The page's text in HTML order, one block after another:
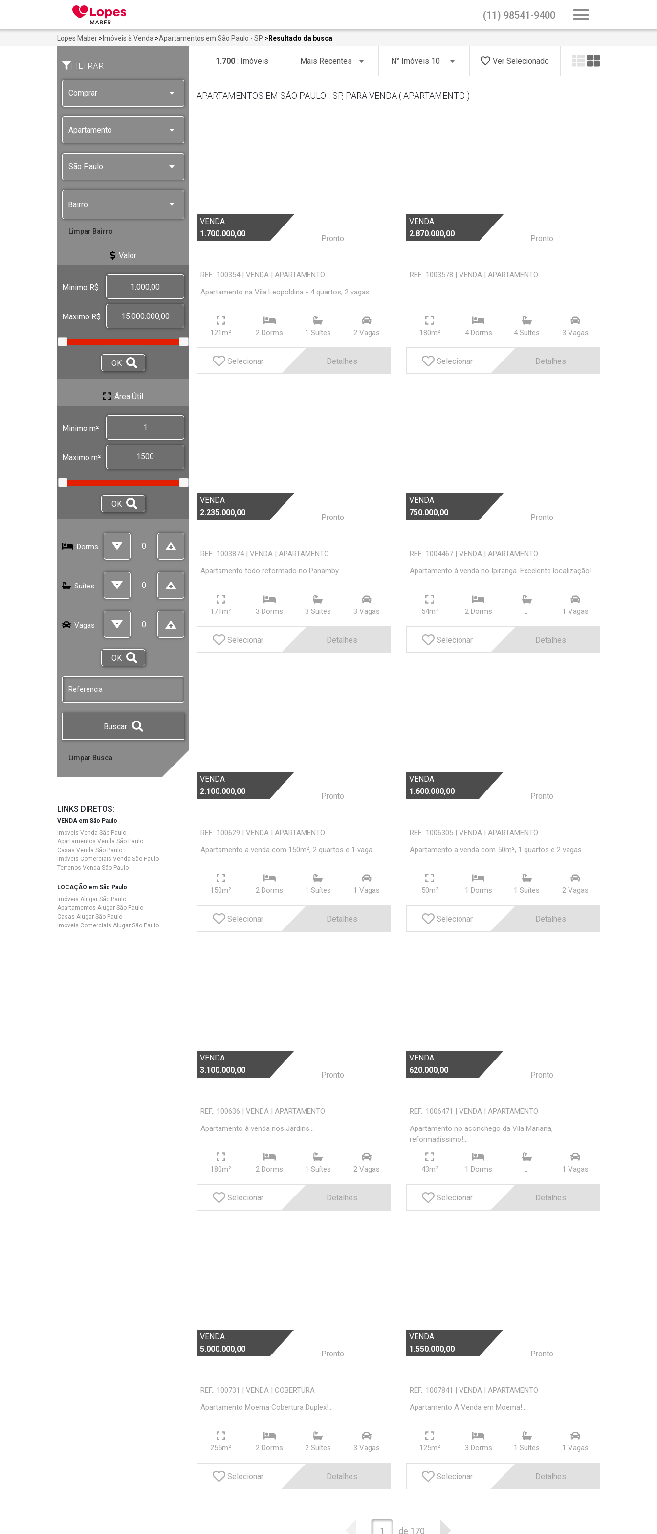
(11) 98541-9400 Home
Lopes Maber > Imóveis à Venda >Apartamentos em São Paulo - SP > Resultado da busca
FILTRAR
Bairro
OK
Valor
Minimo R$
Maximo R$
OK
Área Útil
Minimo m²
Maximo m²
OK
Dorms
Suítes
Vagas
OK
Buscar
LINKS DIRETOS:
VENDA em São Paulo
Imóveis Venda São Paulo
Apartamentos Venda São Paulo
Casas Venda São Paulo
Imóveis Comerciais Venda São Paulo
Terrenos Venda São Paulo
LOCAÇÃO em São Paulo
Imóveis Alugar São Paulo
Apartamentos Alugar São Paulo
Casas Alugar São Paulo
Imóveis Comerciais Alugar São Paulo
1.700: Imóveis Ver Selecionado
APARTAMENTOS EM SÃO PAULO - SP, PARA VENDA ( APARTAMENTO )
VENDA
1.700.000,00
Pronto
REF.: 100354 | VENDA | APARTAMENTO
Apartamento na Vila Leopoldina - 4 quartos, 2 vagas...
121m² 2 Dorms 1 Suí­tes 2 Vagas
Selecionar Detalhes
VENDA
2.870.000,00
Pronto
REF.: 1003578 | VENDA | APARTAMENTO
...
180m² 4 Dorms 4 Suí­tes 3 Vagas
Selecionar Detalhes
VENDA
2.235.000,00
Pronto
REF.: 1003874 | VENDA | APARTAMENTO
Apartamento todo reformado no Panamby...
171m² 3 Dorms 3 Suí­tes 3 Vagas
Selecionar Detalhes
VENDA
750.000,00
Pronto
REF.: 1004467 | VENDA | APARTAMENTO
Apartamento à venda no Ipiranga. Excelente localização!...
54m² 2 Dorms ... 1 Vagas
Selecionar Detalhes
VENDA
2.100.000,00
Pronto
REF.: 100629 | VENDA | APARTAMENTO
Apartamento a venda com 150m², 2 quartos e 1 vaga...
150m² 2 Dorms 1 Suí­tes 1 Vagas
Selecionar Detalhes
VENDA
1.600.000,00
Pronto
REF.: 1006305 | VENDA | APARTAMENTO
Apartamento a venda com 50m², 1 quartos e 2 vagas ...
50m² 1 Dorms 1 Suí­tes 2 Vagas
Selecionar Detalhes
VENDA
3.100.000,00
Pronto
REF.: 100636 | VENDA | APARTAMENTO
Apartamento à venda nos Jardins...
180m² 2 Dorms 1 Suí­tes 2 Vagas
Selecionar Detalhes
VENDA
620.000,00
Pronto
REF.: 1006471 | VENDA | APARTAMENTO
Apartamento no aconchego da Vila Mariana,
reformadíssimo!...
43m² 1 Dorms ... 1 Vagas
Selecionar Detalhes
VENDA
5.000.000,00
Pronto
REF.: 100731 | VENDA | COBERTURA
Apartamento Moema Cobertura Duplex!...
255m² 2 Dorms 2 Suí­tes 3 Vagas
Selecionar Detalhes
VENDA
1.550.000,00
Pronto
REF.: 1007841 | VENDA | APARTAMENTO
Apartamento A Venda em Moema!...
125m² 3 Dorms 1 Suí­tes 1 Vagas
Selecionar Detalhes
1 de 170